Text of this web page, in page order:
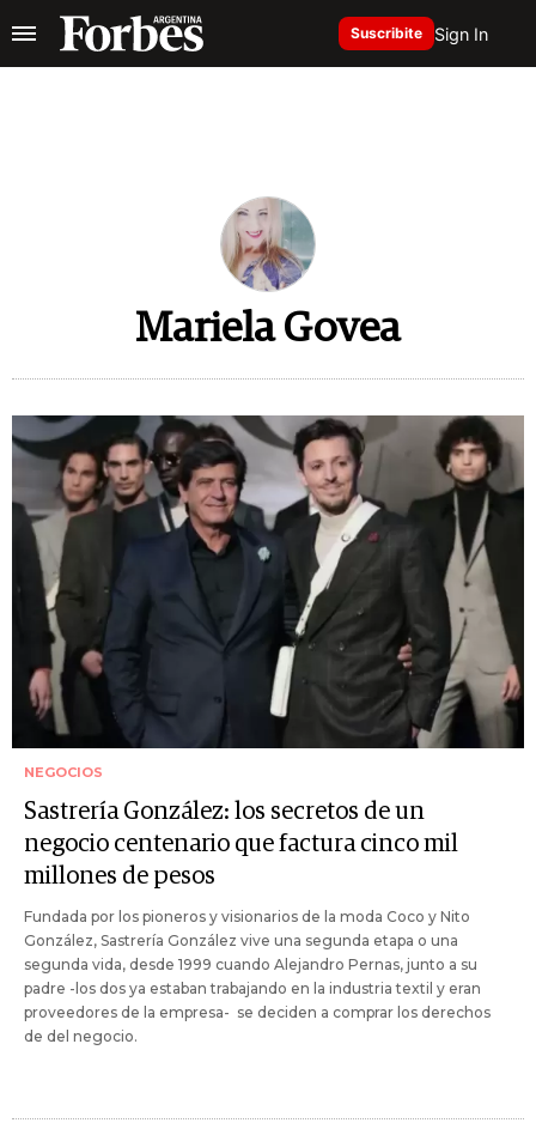
Suscribite Sign In
Mariela Govea
NEGOCIOS
Sastrería González: los secretos de un
negocio centenario que factura cinco mil
millones de pesos
Fundada por los pioneros y visionarios de la moda Coco y Nito
González, Sastrería González vive una segunda etapa o una
segunda vida, desde 1999 cuando Alejandro Pernas, junto a su
padre -los dos ya estaban trabajando en la industria textil y eran
proveedores de la empresa- se deciden a comprar los derechos
de del negocio.